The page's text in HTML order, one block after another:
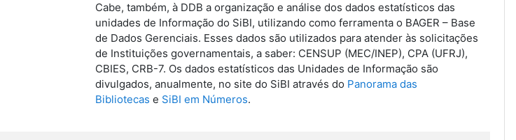
Cabe, também, à DDB a organização e análise dos dados estatísticos das
unidades de Informação do SiBI, utilizando como ferramenta o BAGER – Base
de Dados Gerenciais. Esses dados são utilizados para atenderàs solicitações
de Instituições governamentais, a saber: CENSUP (MEC/INEP), CPA (UFRJ),
CBIES, CRB-7. Os dados estatísticos das Unidades de Informação são
divulgados, anualmente, no site do SiBI através do Panorama das
Bibliotecas e SiBI em Números.